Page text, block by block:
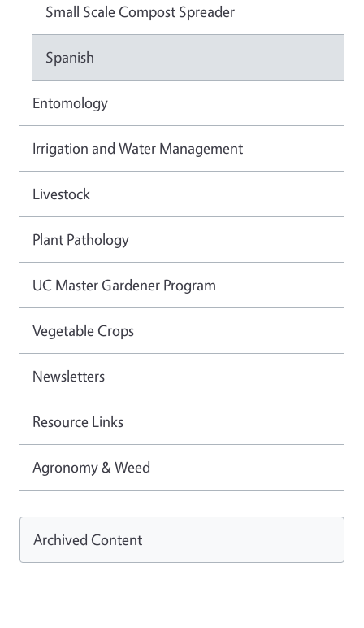
Small Scale Compost Spreader
Spanish
Entomology
Irrigation and Water Management
Livestock
Plant Pathology
UC Master Gardener Program
Vegetable Crops
Newsletters
Resource Links
Agronomy & Weed
Archived Content